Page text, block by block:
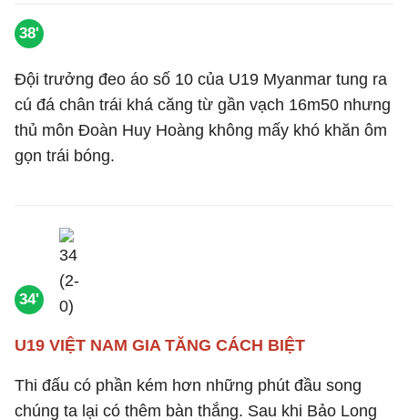
38'
Đội trưởng đeo áo số 10 của U19 Myanmar tung ra
cú đá chân trái khá căng từ gần vạch 16m50 nhưng
thủ môn Đoàn Huy Hoàng không mấy khó khăn ôm
gọn trái bóng.
34'
U19 VIỆT NAM GIA TĂNG CÁCH BIỆT
Thi đấu có phần kém hơn những phút đầu song
chúng ta lại có thêm bàn thắng. Sau khi Bảo Long